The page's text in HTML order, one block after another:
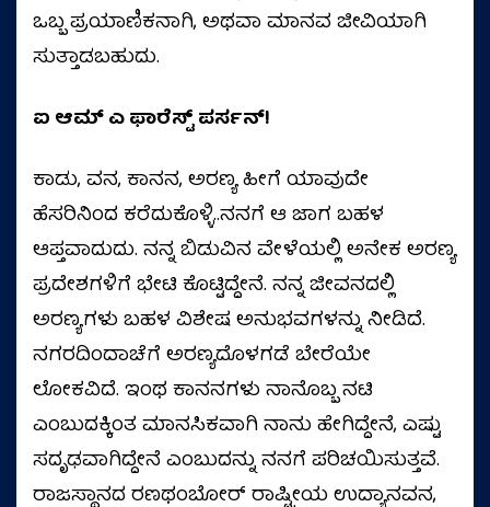
ಒಬ್ಬ ಪ್ರಯಾಣಿಕನಾಗಿ, ಅಥವಾ ಮಾನವ ಜೀವಿಯಾಗಿ
ಸುತ್ತಾಡಬಹುದು.
ಐ ಆಮ್‌ ಎ ಫಾರೆಸ್ಟ್‌ ಪರ್ಸನ್!
ಕಾಡು, ವನ, ಕಾನನ, ಅರಣ್ಯ ಹೀಗೆ ಯಾವುದೇ
ಹೆಸರಿನಿಂದ ಕರೆದುಕೊಳ್ಳಿ..ನನಗೆ ಆ ಜಾಗ ಬಹಳ
ಆಪ್ತವಾದುದು. ನನ್ನ ಬಿಡುವಿನ ವೇಳೆಯಲ್ಲಿ ಅನೇಕ ಅರಣ್ಯ
ಪ್ರದೇಶಗಳಿಗೆ ಭೇಟಿ ಕೊಟ್ಟಿದ್ದೇನೆ. ನನ್ನ ಜೀವನದಲ್ಲಿ
ಅರಣ್ಯಗಳು ಬಹಳ ವಿಶೇಷ ಅನುಭವಗಳನ್ನು ನೀಡಿದೆ.
ನಗರದಿಂದಾಚೆಗೆ ಅರಣ್ಯದೊಳಗಡೆ ಬೇರೆಯೇ
ಲೋಕವಿದೆ. ಇಂಥ ಕಾನನಗಳು ನಾನೊಬ್ಬ ನಟಿ
ಎಂಬುದಕ್ಕಿಂತ ಮಾನಸಿಕವಾಗಿ ನಾನು ಹೇಗಿದ್ದೇನೆ, ಎಷ್ಟು
ಸದೃಢವಾಗಿದ್ದೇನೆ ಎಂಬುದನ್ನು ನನಗೆ ಪರಿಚಯಿಸುತ್ತವೆ.
ರಾಜಸ್ಥಾನದ ರಣಥಂಬೋರ್ ರಾಷ್ಟ್ರೀಯ ಉದ್ಯಾನವನ,